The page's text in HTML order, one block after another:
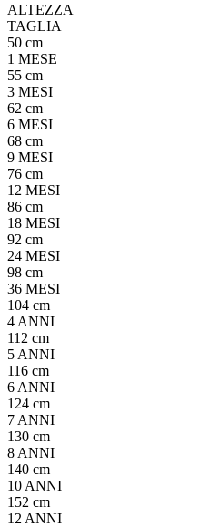
ALTEZZA
TAGLIA
50 cm
1 MESE
55 cm
3 MESI
62 cm
6 MESI
68 cm
9 MESI
76 cm
12 MESI
86 cm
18 MESI
92 cm
24 MESI
98 cm
36 MESI
104 cm
4 ANNI
112 cm
5 ANNI
116 cm
6 ANNI
124 cm
7 ANNI
130 cm
8 ANNI
140 cm
10 ANNI
152 cm
12 ANNI